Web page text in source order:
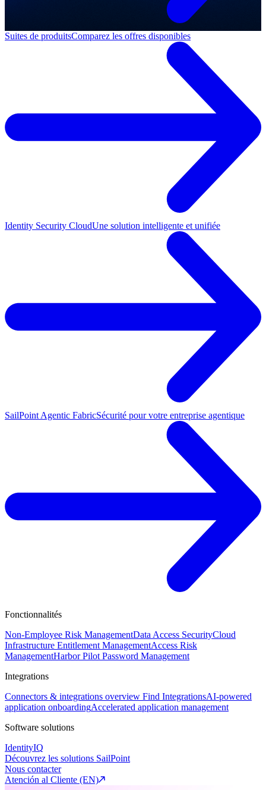
Suites de produitsComparez les offres disponibles
Identity Security CloudUne solution intelligente et unifiée
SailPoint Agentic FabricSécurité pour votre entreprise agentique
Fonctionnalités
Non-Employee Risk ManagementData Access SecurityCloud
Infrastructure Entitlement ManagementAccess Risk
ManagementHarbor Pilot Password Management
Integrations
Connectors & integrations overview Find IntegrationsAI-powered
application onboardingAccelerated application management
Software solutions
IdentityIQ
Découvrez les solutions SailPoint
Nous contacter
Atención al Cliente (EN)